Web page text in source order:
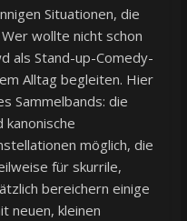
Situationen, die
wollte nicht schon
als Stand-up-Comedy-
Alltag begleiten. Hier
Sammelbands: die
kanonische
möglich, die
für skurrile,
bereichern einige
neuen, kleinen